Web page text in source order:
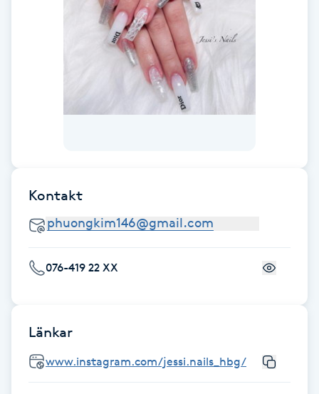
Fransfärgning
Fransk manikyr
Fransrengöring
Kontakt
076-419 22 XX
Länkar
www.instagram.com/jessi.nails_hbg/